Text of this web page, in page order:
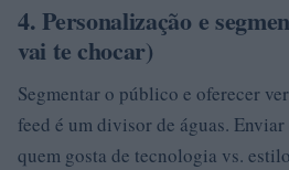
4. Personalização e
vai te chocar)
Segmentar o público e oferecer
feed é um divisor de águas.
quem gosta de tecnologia vs.